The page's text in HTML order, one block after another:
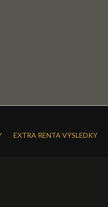
EXTRA RENTA VÝSLEDKY